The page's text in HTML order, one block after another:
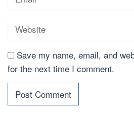
Save my name, email, and
for the next time I comment.